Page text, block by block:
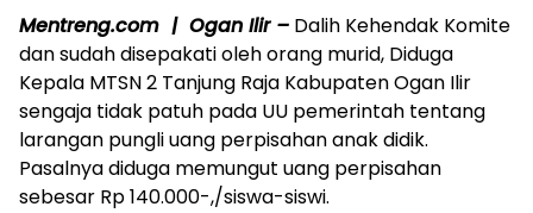
Mentreng.com | Ogan Ilir – Dalih Kehendak Komite
dan sudah disepakati oleh orang murid, Diduga
Kepala MTSN 2 Tanjung Raja Kabupaten Ogan Ilir
sengaja tidak patuh pada UU pemerintah tentang
larangan pungli uang perpisahan anak didik.
Pasalnya diduga memungut uang perpisahan
sebesar Rp 140.000-,/siswa-siswi.